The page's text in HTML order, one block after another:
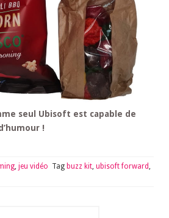
seul Ubisoft est capable de
!
, jeu vidéo Tag buzz kit, ubisoft forward,